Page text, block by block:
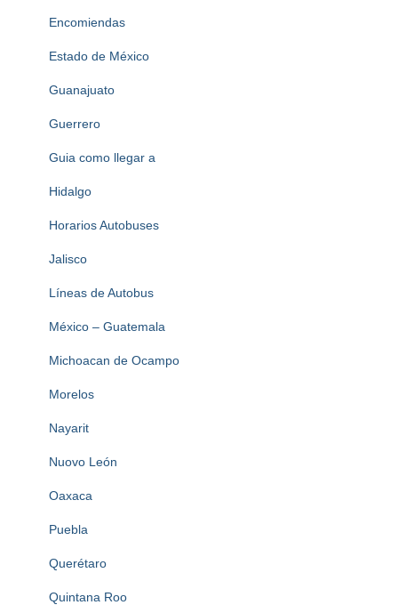
Encomiendas
Estado de México
Guanajuato
Guerrero
Guia como llegar a
Hidalgo
Horarios Autobuses
Jalisco
Líneas de Autobus
México – Guatemala
Michoacan de Ocampo
Morelos
Nayarit
Nuovo León
Oaxaca
Puebla
Querétaro
Quintana Roo